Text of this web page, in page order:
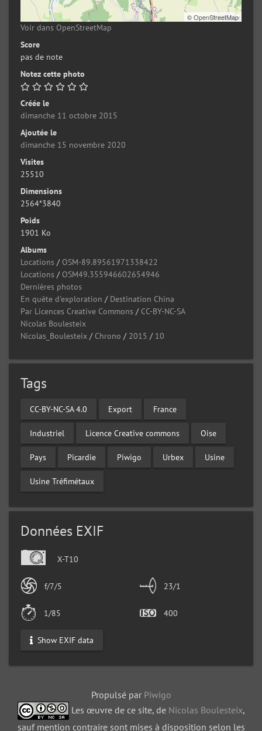
©OpenStreetMap
Voir dans OpenStreetMap
Score
pas de note
Notez cette photo
Créée le
dimanche 11 octobre 2015
Ajoutée le
dimanche 15 novembre 2020
Visites
25510
Dimensions
2564*3840
Poids
1901 Ko
Albums
Locations / OSM-89.89561971338422
Locations / OSM49.355946602654946
Dernières photos
En quête d'exploration / Destination China
Par Licences Creative Commons / CC-BY-NC-SA
Nicolas Boulesteix
Nicolas_Boulesteix / Chrono / 2015 / 10
Tags
CC-BY-NC-SA 4.0 Export France
Industriel Licence Creative commons Oise
Pays Picardie Piwigo Urbex Usine
Usine Tréfimétaux
Données EXIF
X-T10
f/7/5 23/1
1/85 400
Show EXIF data
Propulsé par Piwigo
Les œuvre de ce site, de Nicolas Boulesteix,
sauf mention contraire sont mises à disposition selon les